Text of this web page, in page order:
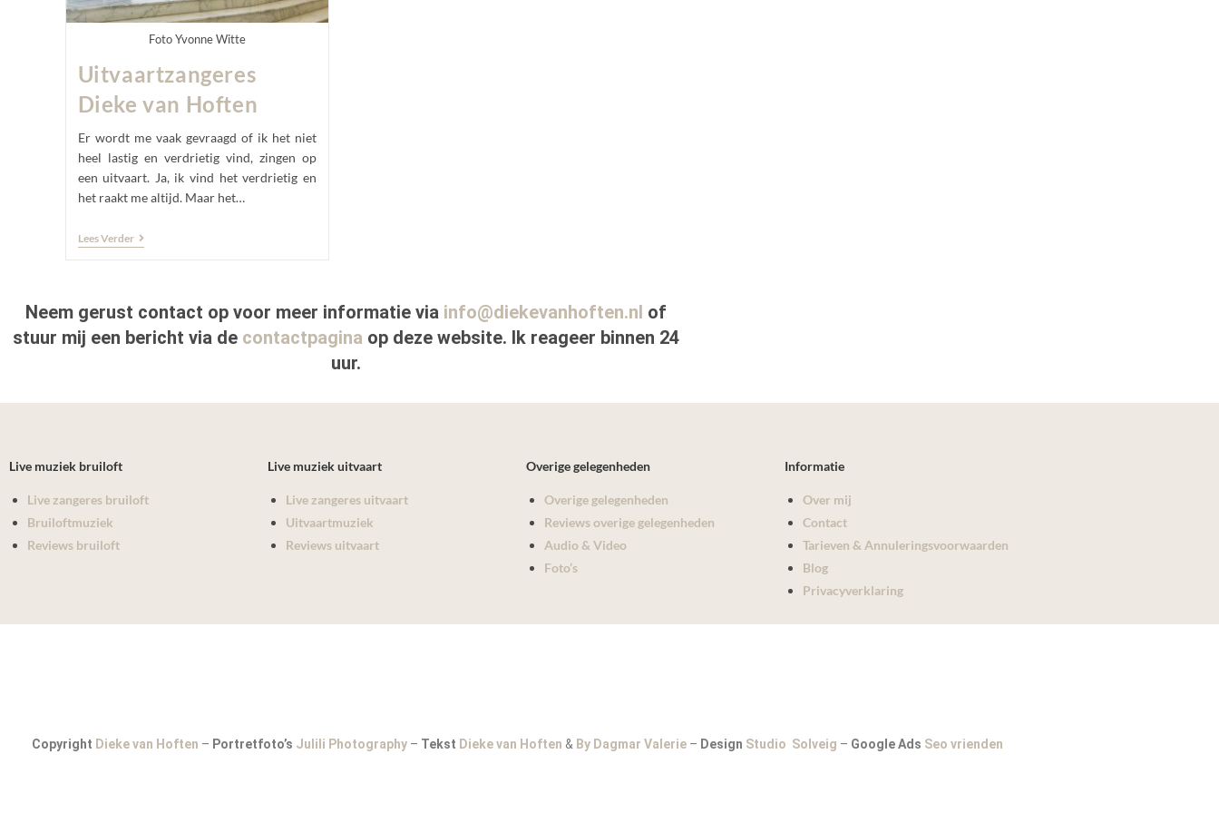
Foto Yvonne Witte
Uitvaartzangeres
Dieke van Hoften
Er wordt me vaak gevraagd of ik het niet
heel lastig en verdrietig vind, zingen op
een uitvaart. Ja, ik vind het verdrietig en
het raakt me altijd. Maar het…
Lees Verder
Neem gerust contact op voor meer informatie via info@diekevanhoften.nl of
stuur mij een bericht via de contactpagina op deze website. Ik reageer binnen 24
uur.
Live muziek bruiloft
Live zangeres bruiloft
Bruiloftmuziek
Reviews bruiloft
Live muziek uitvaart
Live zangeres uitvaart
Uitvaartmuziek
Reviews uitvaart
Overige gelegenheden
Overige gelegenheden
Reviews overige gelegenheden
Audio & Video
Foto’s
Informatie
Over mij
Contact
Tarieven & Annuleringsvoorwaarden
Blog
Privacyverklaring
Copyright Dieke van Hoften – Portretfoto’s Julili Photography – Tekst Dieke van Hoften & By Dagmar Valerie – Design Studio Solveig – Google Ads Seo vrienden